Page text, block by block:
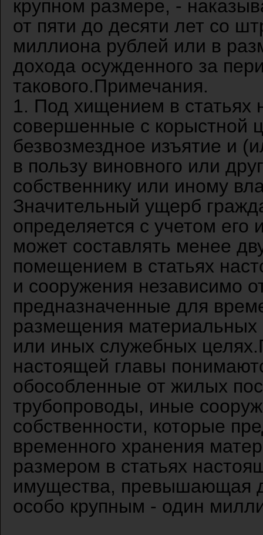
крупном размере, -
от пяти до десяти лет со
миллиона рублей или в
дохода осужденного за
такового.Примечания.
1. Под хищением в статьях
совершенные с корыстной
безвозмездное изъятие и
в пользу виновного или
собственнику или иному
Значительный ущерб
определяется с учетом
может составлять менее
помещением в статьях
и сооружения независимо
предназначенные для
размещения материальных
или иных служебных
настоящей главы
обособленные от жилых
трубопроводы, иные
собственности, которые
временного хранения
размером в статьях
имущества, превышающая
особо крупным - один